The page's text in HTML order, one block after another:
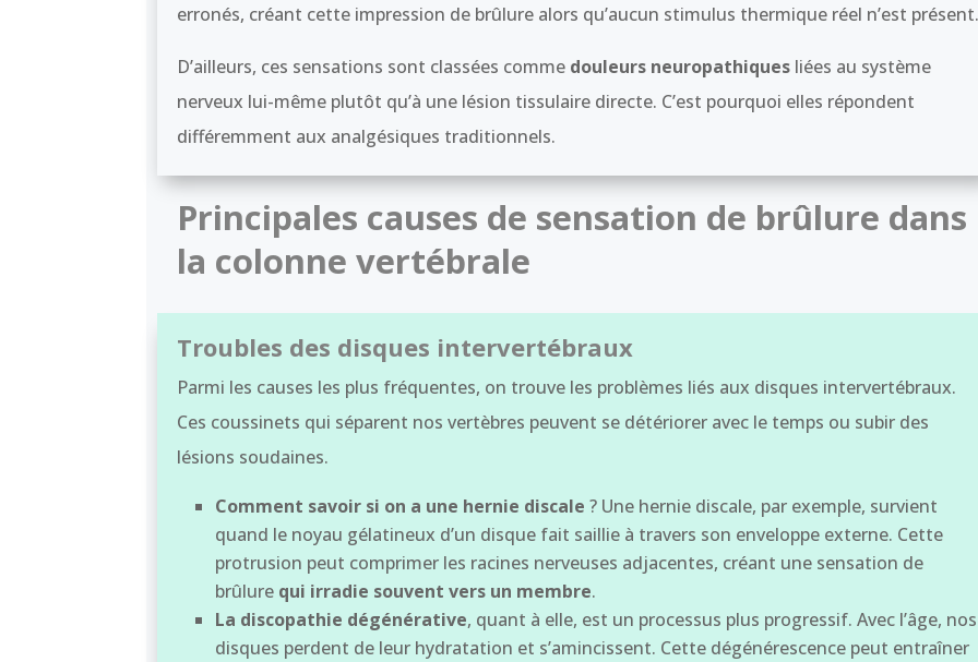
erronés, créant cette impression de brûlure alors qu’aucun stimulus thermique réel n’est
D’ailleurs, ces sensations sont classées comme douleurs neuropathiques liées au système
nerveux lui-même plutôt qu’à une lésion tissulaire directe. C’est pourquoi elles répondent
différemment aux analgésiques traditionnels.
Principales causes de sensation de brûlure dans
la colonne vertébrale
Troubles des disques intervertébraux
Parmi les causes les plus fréquentes, on trouve les problèmes liés aux disques intervertébraux.
Ces coussinets qui séparent nos vertèbres peuvent se détériorer avec le temps ou subir des
lésions soudaines.
Comment savoir si on a une hernie discale? Une hernie discale, par exemple, survient
quand le noyau gélatineux d’un disque fait saillie à travers son enveloppe externe. Cette
protrusion peut comprimer les racines nerveuses adjacentes, créant une sensation de
brûlure qui irradie souvent vers un membre.
La discopathie dégénérative, quant à elle, est un processus plus progressif. Avec l’âge, nos
disques perdent de leur hydratation et s’amincissent. Cette dégénérescence peut entraîner